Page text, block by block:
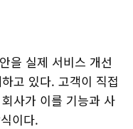
을 실제 서비스 개선
고 있다. 고객이 직접
사가 이를 기능과 사
이다.